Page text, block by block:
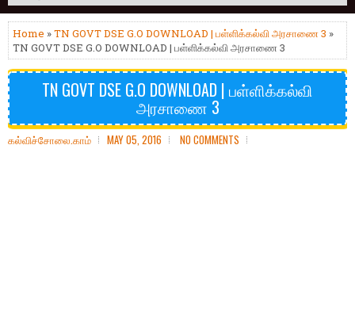
Home »TN GOVT DSE G.O DOWNLOAD | பள்ளிக்கல்வி அரசாணை 3 »
TN GOVT DSE G.O DOWNLOAD | பள்ளிக்கல்வி அரசாணை 3
TN GOVT DSE G.O DOWNLOAD | பள்ளிக்கல்வி
அரசாணை 3
கல்விச்சோலை.காம் MAY 05, 2016 NO COMMENTS